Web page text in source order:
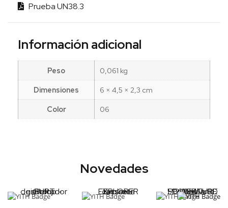
Prueba UN38.3
Información adicional
Peso
0,061 kg
Dimensiones
6 × 4,5 × 2,3 cm
Color
06
Novedades